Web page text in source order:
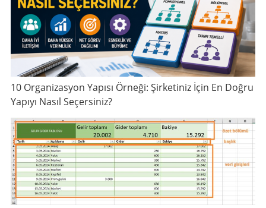
10 Organizasyon Yapısı Örneği: Şirketiniz İçin En Doğru
Yapıyı Nasıl Seçersiniz?